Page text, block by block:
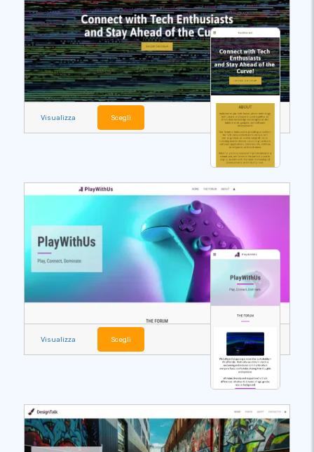
Visualizza Scegli
Visualizza Scegli